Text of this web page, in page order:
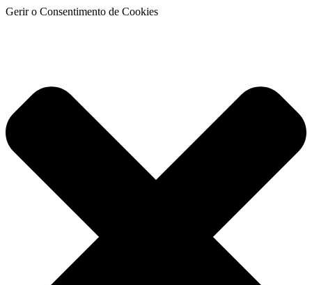
Gerir o Consentimento de Cookies